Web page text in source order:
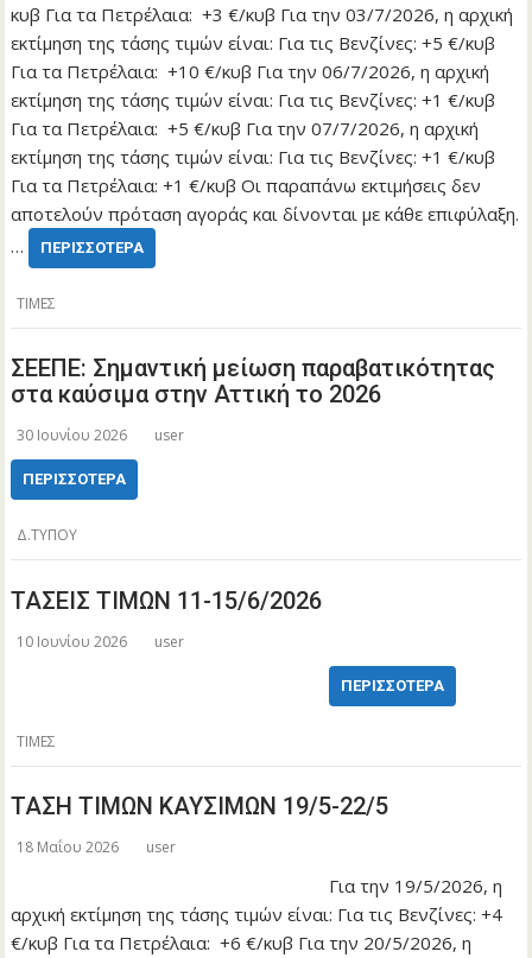
κυβ Για τα Πετρέλαια: +3 €/κυβ Για την 03/7/2026, η αρχική
εκτίμηση της τάσης τιμών είναι: Για τις Βενζίνες: +5 €/κυβ
Για τα Πετρέλαια: +10 €/κυβ Για την 06/7/2026, η αρχική
εκτίμηση της τάσης τιμών είναι: Για τις Βενζίνες: +1 €/κυβ
Για τα Πετρέλαια: +5 €/κυβ Για την 07/7/2026, η αρχική
εκτίμηση της τάσης τιμών είναι: Για τις Βενζίνες: +1 €/κυβ
Για τα Πετρέλαια: +1 €/κυβ Οι παραπάνω εκτιμήσεις δεν
αποτελούν πρόταση αγοράς και δίνονται με κάθε επιφύλαξη.
…
ΠΕΡΙΣΣΌΤΕΡΑ
ΤΙΜΕΣ
ΣΕΕΠΕ: Σημαντική μείωση παραβατικότητας
στα καύσιμα στην Αττική το 2026
30 Ιουνίου 2026 user
ΠΕΡΙΣΣΌΤΕΡΑ
Δ.ΤΥΠΟΥ
ΤΑΣΕΙΣ ΤΙΜΩΝ 11-15/6/2026
10 Ιουνίου 2026 user
ΠΕΡΙΣΣΌΤΕΡΑ
ΤΙΜΕΣ
ΤΑΣΗ ΤΙΜΩΝ ΚΑΥΣΙΜΩΝ 19/5-22/5
18 Μαΐου 2026 user
Για την 19/5/2026, η
αρχική εκτίμηση της τάσης τιμών είναι: Για τις Βενζίνες: +4
€/κυβ Για τα Πετρέλαια: +6 €/κυβ Για την 20/5/2026, η